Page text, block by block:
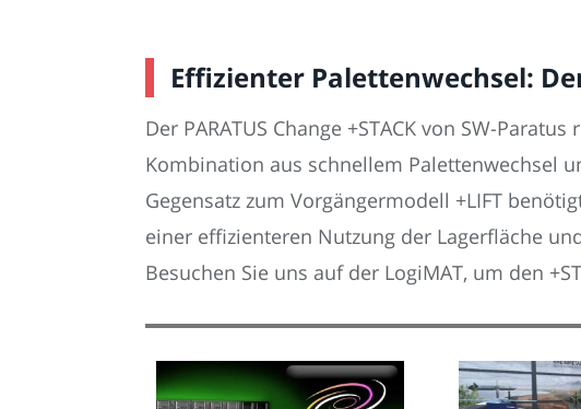
Effizienter Palettenwechsel:
Der PARATUS Change +STACK von SW-
Kombination aus schnellem Palettenwechsel
Gegensatz zum Vorgängermodell +LIFT
einer effizienteren Nutzung der Lagerfläche
Besuchen Sie uns auf der LogiMAT, um den